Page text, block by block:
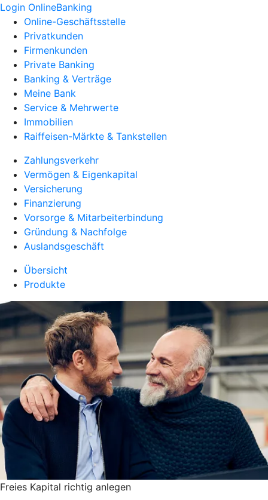
Login OnlineBanking
Online-Geschäftsstelle
Privatkunden
Firmenkunden
Private Banking
Banking & Verträge
Meine Bank
Service & Mehrwerte
Immobilien
Raiffeisen-Märkte & Tankstellen
Zahlungsverkehr
Vermögen & Eigenkapital
Versicherung
Finanzierung
Vorsorge & Mitarbeiterbindung
Gründung & Nachfolge
Auslandsgeschäft
Übersicht
Produkte
Freies Kapital richtig anlegen